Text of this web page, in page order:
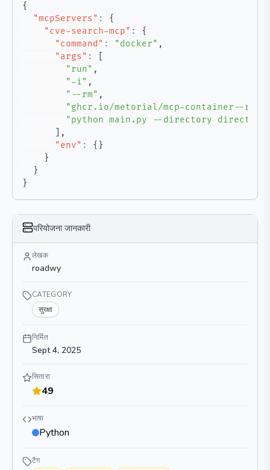
{
"mcpServers" :
{
"cve-search-mcp" :
{
"command" : "docker" ,
"args" :
"run" ,
"-i" ,
"--rm" ,
"ghcr.io/metorial/mcp-container--
"python main.py --directory
,
"env" : { }
}
}
}
परियोजना जानकारी
लेखक
roadwy
CATEGORY
सुरक्षा
निर्मित
Sept 4, 2025
सितारा
49
भाषा
Python
टैग